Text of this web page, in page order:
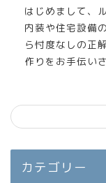
はじめまして、
内装や住宅設備
ら忖度なしの正
作りをお手伝い
カテゴリー